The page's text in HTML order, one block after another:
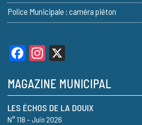
Police Municipale : caméra piéton
FacebookInstagram
MAGAZINE MUNICIPAL
LES ÉCHOS DE LA DOUIX
N° 118 – Juin 2026